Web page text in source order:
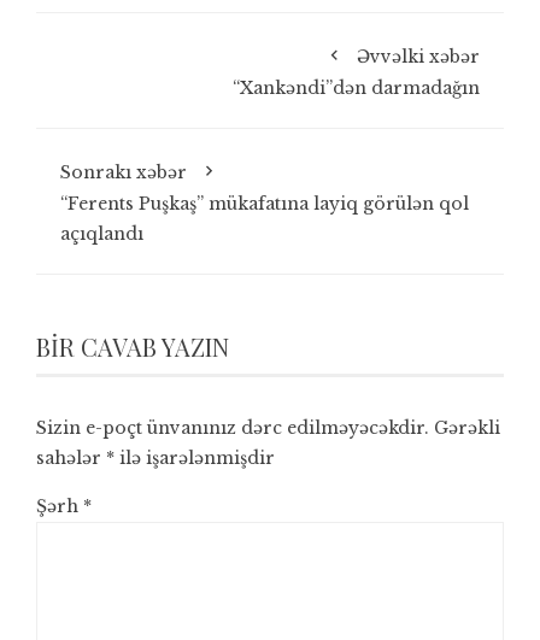
Əvvəlki xəbər
“Xankəndi”dən darmadağın
Sonrakı xəbər
“Ferents Puşkaş” mükafatına layiq görülən qol
açıqlandı
BIR CAVAB YAZIN
Sizin e-poçt ünvanınız dərc edilməyəcəkdir. Gərəkli
sahələr * ilə işarələnmişdir
Şərh *